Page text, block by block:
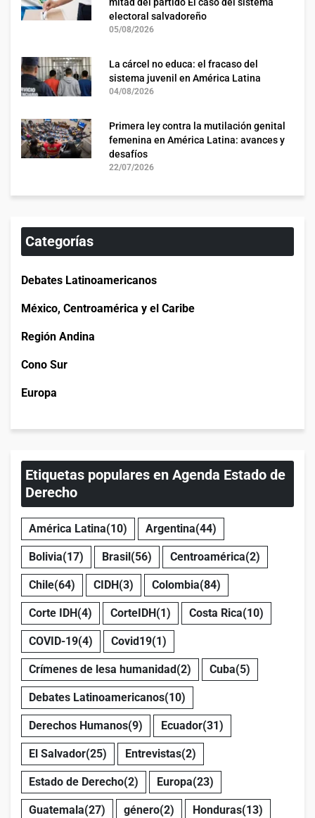
electoral salvadoreño
05/08/2026
La cárcel no educa: el fracaso del
sistema juvenil en América Latina
04/08/2026
Primera ley contra la mutilación genital
femenina en América Latina: avances y
desafíos
22/07/2026
Categorías
Debates Latinoamericanos
México, Centroamérica y el Caribe
Región Andina
Cono Sur
Europa
Etiquetas populares en Agenda Estado de
Derecho
América Latina(10) Argentina(44)
Bolivia(17) Brasil(56) Centroamérica(2)
Chile(64) CIDH(3) Colombia(84)
Corte IDH(4) CorteIDH(1) Costa Rica(10)
COVID-19(4) Covid19(1)
Crímenes de lesa humanidad(2) Cuba(5)
Debates Latinoamericanos(10)
Derechos Humanos(9) Ecuador(31)
El Salvador(25) Entrevistas(2)
Estado de Derecho(2) Europa(23)
Guatemala(27) género(2) Honduras(13)